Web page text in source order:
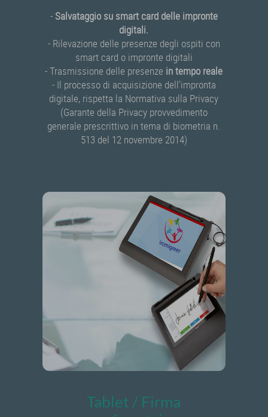
- Salvataggio su smart card delle impronte
digitali.
- Rilevazione delle presenze degli ospiti con
smart card o impronte digitali
- Trasmissione delle presenze in tempo reale
- Il processo di acquisizione dell’impronta
digitale, rispetta la Normativa sulla Privacy
(Garante della Privacy provvedimento
generale prescrittivo in tema di biometria n.
513 del 12 novembre 2014)
Tablet / Firma